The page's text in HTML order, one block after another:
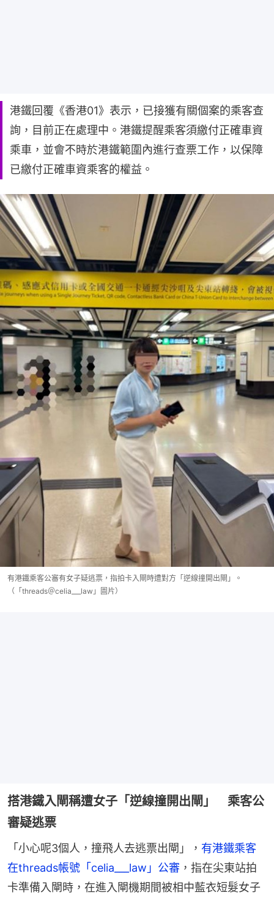
港鐵回覆《香港01》表示，已接獲有關個案的乘客查
詢，目前正在處理中。港鐵提醒乘客須繳付正確車資
乘車，並會不時於港鐵範圍內進行查票工作，以保障
已繳付正確車資乘客的權益。
有港鐵乘客公審有女子疑逃票，指拍卡入閘時遭對方「逆線撞開出閘」。
（「threads＠celia___law」圖片）
搭港鐵入閘稱遭女子「逆線撞開出閘」 乘客公
審疑逃票
「小心呢3個人，撞飛人去逃票出閘」， 有港鐵乘客
在threads帳號「celia___law」公審 ，指在尖東站拍
卡準備入閘時，在進入閘機期間被相中藍衣短髮女子